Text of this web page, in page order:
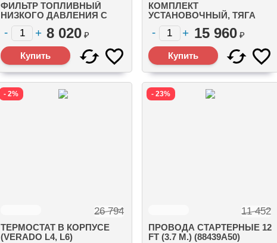
ФИЛЬТР ТОПЛИВНЫЙ
НИЗКОГО ДАВЛЕНИЯ С
ДАТЧИКОМ ВОДЫ, V6 (3.4
Л.) И V8 (4.6 Л.) (8M0106635)
8 020 ₽
КОМПЛЕКТ
УСТАНОВОЧНЫЙ, ТЯГА
РУЛЕВАЯ 25 - 60 СИЛ (2-Х И
4-Х ТАКТНЫЕ) (19608A14)
15 960 ₽
- 2%
ТЕРМОСТАТ В КОРПУСЕ
(VERADO L4, L6)
26 794
- 23%
ПРОВОДА СТАРТЕРНЫЕ 12
FT (3.7 М.) (88439A50)
11 452